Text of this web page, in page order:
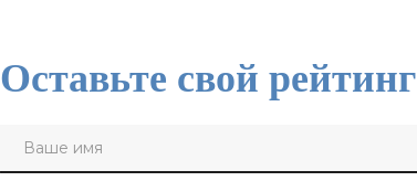
Оставьте свой рейтинг